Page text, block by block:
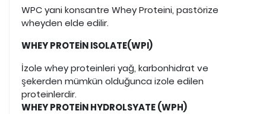
WPC yani konsantre Whey Proteini, pastörize
wheyden elde edilir.
WHEY PROTEİN ISOLATE(WPI)
İzole whey proteinleri yağ, karbonhidrat ve
şekerden mümkün olduğunca izole edilen
proteinlerdir.
WHEY PROTEİN HYDROLSYATE (WPH)